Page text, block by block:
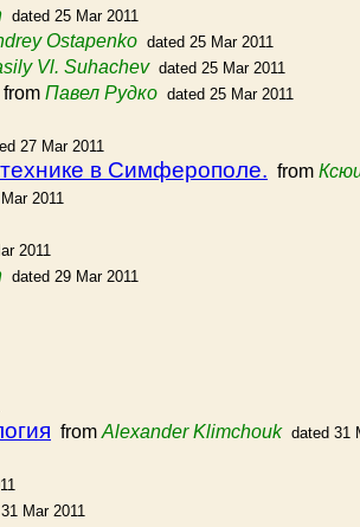
dated 25 Mar 2011
Ostapenko dated 25 Mar 2011
Vl. Suhachev dated 25 Mar 2011
from Павел Рудко dated 25 Mar 2011
27 Mar 2011
в Симферополе. from
2011
2011
dated 29 Mar 2011
from Alexander Klimchouk dated 31
Mar 2011